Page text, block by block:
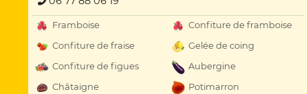
Framboise
Confiture de framboise
Confiture de fraise
Gelée de coing
Confiture de figues
Aubergine
Châtaigne
Potimarron